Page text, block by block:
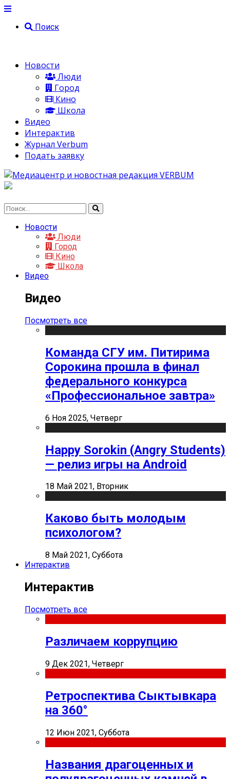
Поиск
Новости
Люди
Город
Кино
Школа
Видео
Интерактив
Журнал Verbum
Подать заявку
Новости
Люди
Город
Кино
Школа
Видео
Видео
Посмотреть все
Команда СГУ им. Питирима
Сорокина прошла в финал
федерального конкурса
«Профессиональное завтра»
6 Ноя 2025, Четверг
Happy Sorokin (Angry Students)
— релиз игры на Android
18 Май 2021, Вторник
Каково быть молодым
психологом?
8 Май 2021, Суббота
Интерактив
Интерактив
Посмотреть все
Различаем коррупцию
9 Дек 2021, Четверг
Ретроспектива Сыктывкара
на 360°
12 Июн 2021, Суббота
Названия драгоценных и